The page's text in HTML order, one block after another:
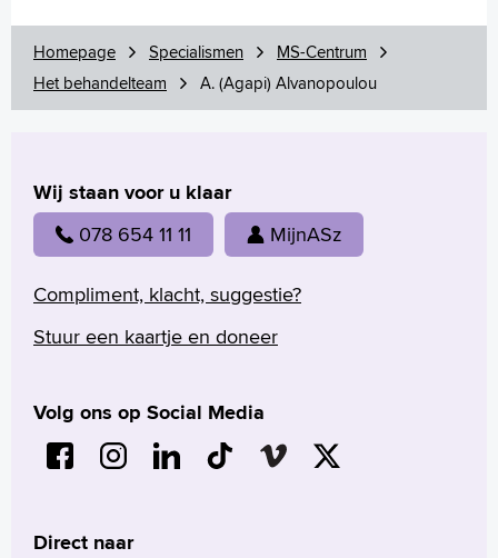
M. (Maaike) Scholten-Bakker
D. (Demi) Zoetewei
N. (Natasja) Broer
MS en COVID-19
Vaccinaties en MS
Behandeling
MS en duizeligheid
Folders
Nieuws en handige links
Homepage Specialismen
MS-Centrum
Het behandelteam
A. (Agapi) Alvanopoulou
Wij staan voor u klaar
078 654 11 11 MijnASz
Compliment, klacht, suggestie?
Stuur een kaartje en doneer
Volg ons op Social Media
Direct naar